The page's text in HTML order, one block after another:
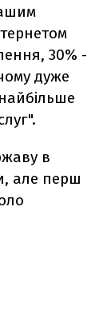
30% -
дуже
в
але перш